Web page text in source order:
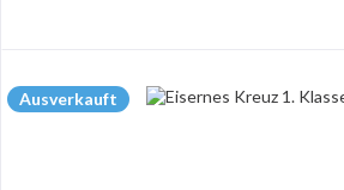
Ausverkauft